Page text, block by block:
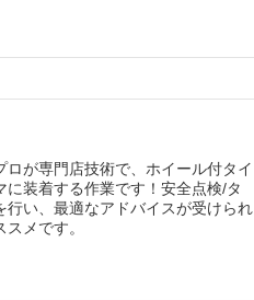
ロが専門店技術で、ホイール付タイ
に装着する作業です！安全点検/タ
行い、最適なアドバイスが受けられ
メです。